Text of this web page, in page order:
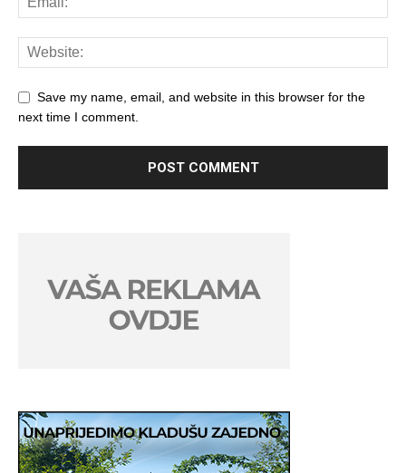
Save my name, email, and website in this browser for the
next time I comment.